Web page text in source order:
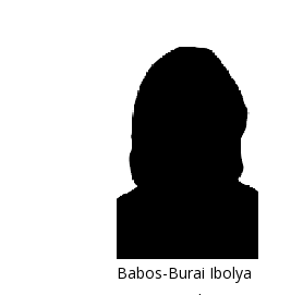
Babos-Burai Ibolya